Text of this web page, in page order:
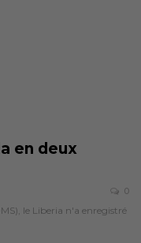
en deux
0
le Liberia n'a enregistré